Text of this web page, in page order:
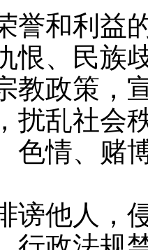
誉和利益
恨、民族
教政策，
扰乱社会
色情、赌
谤他人，